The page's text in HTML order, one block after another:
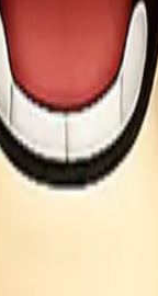
pengiriman sampai
Tahapannya